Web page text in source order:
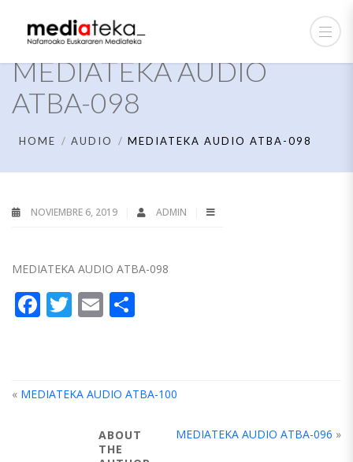
MEDIATEKA AUDIO
ATBA-098
HOME AUDIO MEDIATEKA AUDIO ATBA-098
NOVIEMBRE 6, 2019 ADMIN
MEDIATEKA AUDIO ATBA-098
Facebook
Twitter
Email
« MEDIATEKA AUDIO ATBA-100
MEDIATEKA AUDIO ATBA-096 »
ABOUT
THE